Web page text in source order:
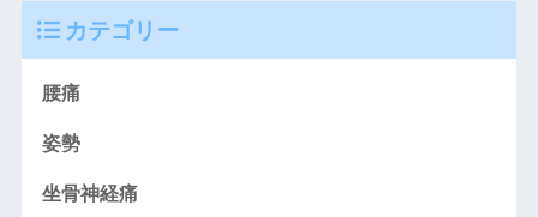
カテゴリー
腰痛
姿勢
坐骨神経痛